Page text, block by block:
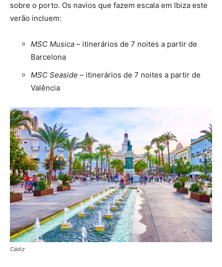
sobre o porto. Os navios que fazem escala em Ibiza este
verão incluem:
MSC Musica – itinerários de 7 noites a partir de
Barcelona
MSC Seaside – itinerários de 7 noites a partir de
Valência
Cádiz